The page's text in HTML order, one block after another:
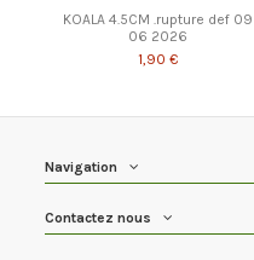
KOALA 4.5CM .rupture def 09
06 2026
1,90 €
Navigation
Contactez nous